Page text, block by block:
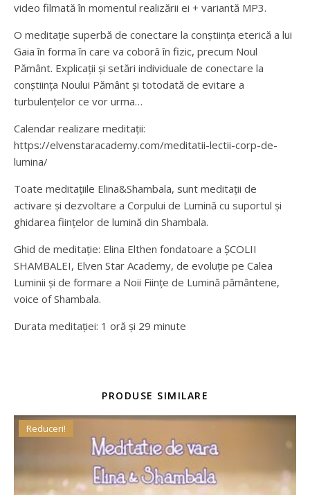
video filmată în momentul realizării ei + variantă MP3.
O meditație superbă de conectare la conștiința eterică a lui
Gaia în forma în care va coborâ în fizic, precum Noul
Pământ. Explicații și setări individuale de conectare la
conștiința Noului Pământ și totodată de evitare a
turbulențelor ce vor urma…
Calendar realizare meditații:
https://elvenstaracademy.com/meditatii-lectii-corp-de-
lumina/
Toate meditațiile Elina&Shambala, sunt meditații de
activare și dezvoltare a Corpului de Lumină cu suportul și
ghidarea ființelor de lumină din Shambala.
Ghid de meditație: Elina Elthen fondatoare a ȘCOLII
SHAMBALEI, Elven Star Academy, de evoluție pe Calea
Luminii și de formare a Noii Ființe de Lumină pământene,
voice of Shambala.
Durata meditației: 1 oră și 29 minute
PRODUSE SIMILARE
Reduceri!